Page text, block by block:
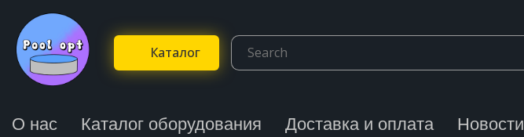
Каталог
О нас Каталог оборудования Доставка и оплата Новости